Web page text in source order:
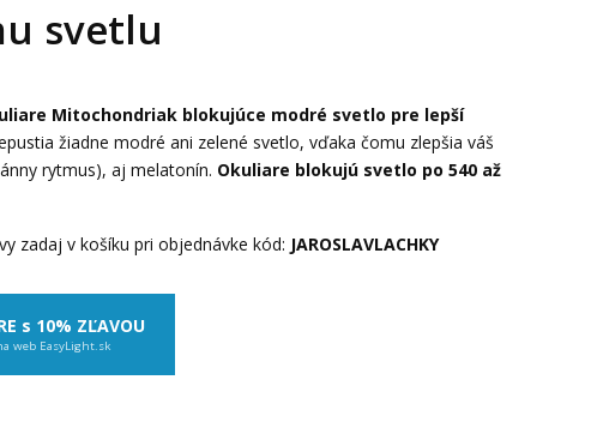
svetlu
Mitochondriak blokujúce modré svetlo pre lepší
žiadne modré ani zelené svetlo, vďaka čomu zlepšia váš
rytmus), aj melatonín. Okuliare blokujú svetlo po 540 až
zadaj v košíku pri objednávke kód: JAROSLAVLACHKY
s 10% ZĽAVOU
web EasyLight.sk